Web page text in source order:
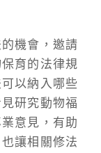
機會，邀請
育的法律規
以納入哪些
研究動物福
意見，有助
讓相關修法